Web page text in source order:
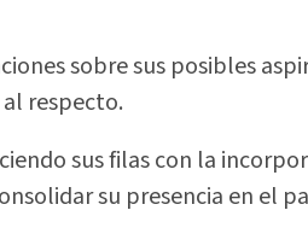
sobre sus posibles
respecto.
sus filas con la
su presencia en el